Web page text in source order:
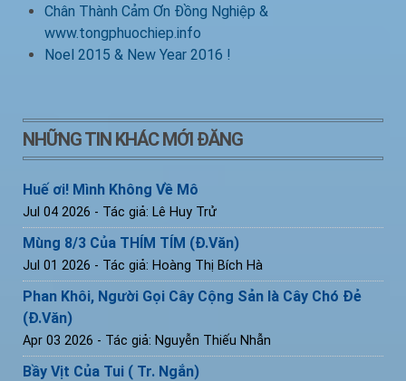
Chân Thành Cảm Ơn Đồng Nghiệp &
www.tongphuochiep.info
Noel 2015 & New Year 2016 !
NHỮNG TIN KHÁC MỚI ĐĂNG
Huế ơi! Mình Không Về Mô
Jul 04 2026 - Tác giả: Lê Huy Trử
Mùng 8/3 Của THÍM TÍM (Đ.Văn)
Jul 01 2026 - Tác giả: Hoàng Thị Bích Hà
Phan Khôi, Người Gọi Cây Cộng Sản là Cây Chó Đẻ
(Đ.Văn)
Apr 03 2026 - Tác giả: Nguyễn Thiếu Nhẫn
Bầy Vịt Của Tui ( Tr. Ngắn)